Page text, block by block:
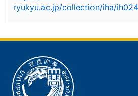
ryukyu.ac.jp/collection/iha/